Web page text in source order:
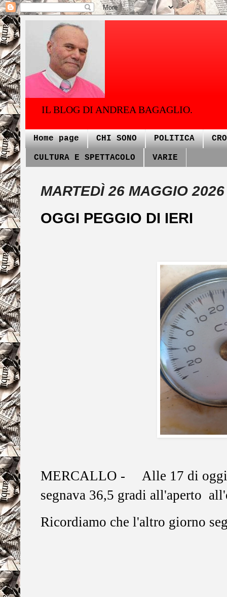
IL BLOG DI ANDREA BAGAGLIO.
Home page CHI SONO POLITICA
CULTURA E SPETTACOLO VARIE
MARTEDÌ 26 MAGGIO 2026
OGGI PEGGIO DI IERI
MERCALLO -
Alle 17 di oggi
segnava 36,5 gradi all'aperto
Ricordiamo che l'altro giorno